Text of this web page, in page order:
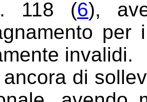
118 (6),
invalidi.
di